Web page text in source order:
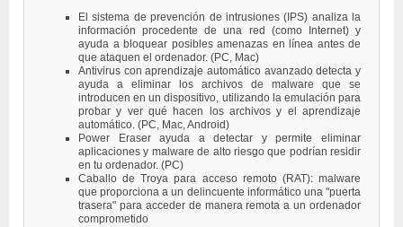
El sistema de prevención de intrusiones (IPS) analiza la
información procedente de una red (como Internet) y
ayuda a bloquear posibles amenazas en línea antes de
que ataquen el ordenador. (PC, Mac)
Antivirus con aprendizaje automático avanzado detecta y
ayuda a eliminar los archivos de malware que se
introducen en un dispositivo, utilizando la emulación para
probar y ver qué hacen los archivos y el aprendizaje
automático. (PC, Mac, Android)
Power Eraser ayuda a detectar y permite eliminar
aplicaciones y malware de alto riesgo que podrían residir
en tu ordenador. (PC)
Caballo de Troya para acceso remoto (RAT): malware
que proporciona a un delincuente informático una "puerta
trasera" para acceder de manera remota a un ordenador
comprometido